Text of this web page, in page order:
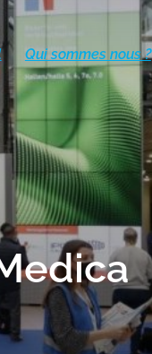
Qui sommes nous ?